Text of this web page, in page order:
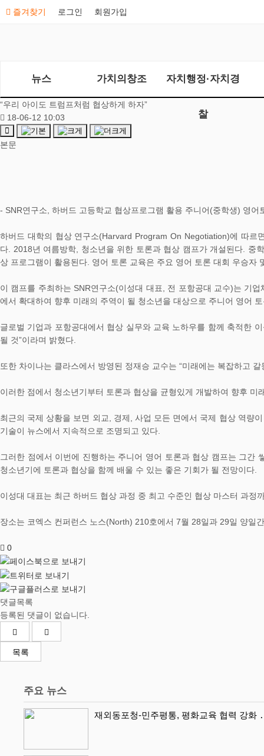
즐겨찾기 로그인 회원가입
뉴스 가치의창조 자치행정·자치경
찰
“우리 아이도 트럼프처럼 협상하게 하자”
18-06-12 10:03
본문
- SNR연구소, 하버드 고등학교 협상프로그램 활용 주니어(중학생) 영어
하버드 대학의 협상 연구소(Harvard Program On Negotiation)에 따르
다. 2018년 여름방학, 청소년을 위한 토론과 협상 캠프가 개설된다. 중
상 프로그램이 활용된다. 영어 토론 교육은 주요 영어 토론 대회 우승
이 캠프를 주최하는 SNR연구소(이성대 대표, 전 포항공대 교수)는 기
에서 확대하여 향후 미래의 주역이 될 청소년을 대상으로 주니어 영어
글로벌 기업과 포항공대에서 협상 실무와 교육 노하우를 함께 축적한
될 것”이라며 밝혔다.
또한 차이나는 클라스에서 방영된 정재승 교수는 “미래에는 복잡하고
이러한 점에서 청소년기부터 토론과 협상을 균형있게 개발하여 향후
최근의 국제 상황을 보면 외교, 경제, 사업 모든 면에서 국제 협상 역량
기술이 뉴스에서 지속적으로 조명되고 있다.
그러한 점에서 이번에 진행하는 주니어 영어 토론과 협상 캠프는 그간
청소년기에 토론과 협상을 함께 배울 수 있는 좋은 기회가 될 전망이다.
이성대 대표는 최근 하버드 협상 과정 중 최고 수준인 협상 마스터 과
장소는 코엑스 컨퍼런스 노스(North) 210호에서 7월 28일과 29일 양
0
댓글목록
등록된 댓글이 없습니다.
목록
주요 뉴스
재외동포청-민주평통, 평화교육 협력 강화